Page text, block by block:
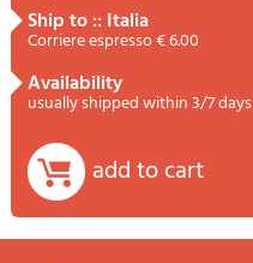
ship to :: Italia
Corriere espresso € 6.00
availability
usually shipped within 3/7 days
add to cart